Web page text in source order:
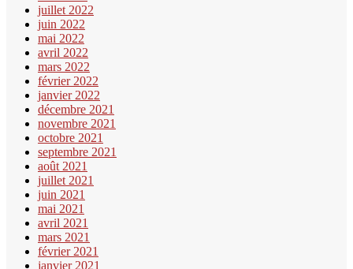
juillet 2022
juin 2022
mai 2022
avril 2022
mars 2022
février 2022
janvier 2022
décembre 2021
novembre 2021
octobre 2021
septembre 2021
août 2021
juillet 2021
juin 2021
mai 2021
avril 2021
mars 2021
février 2021
janvier 2021